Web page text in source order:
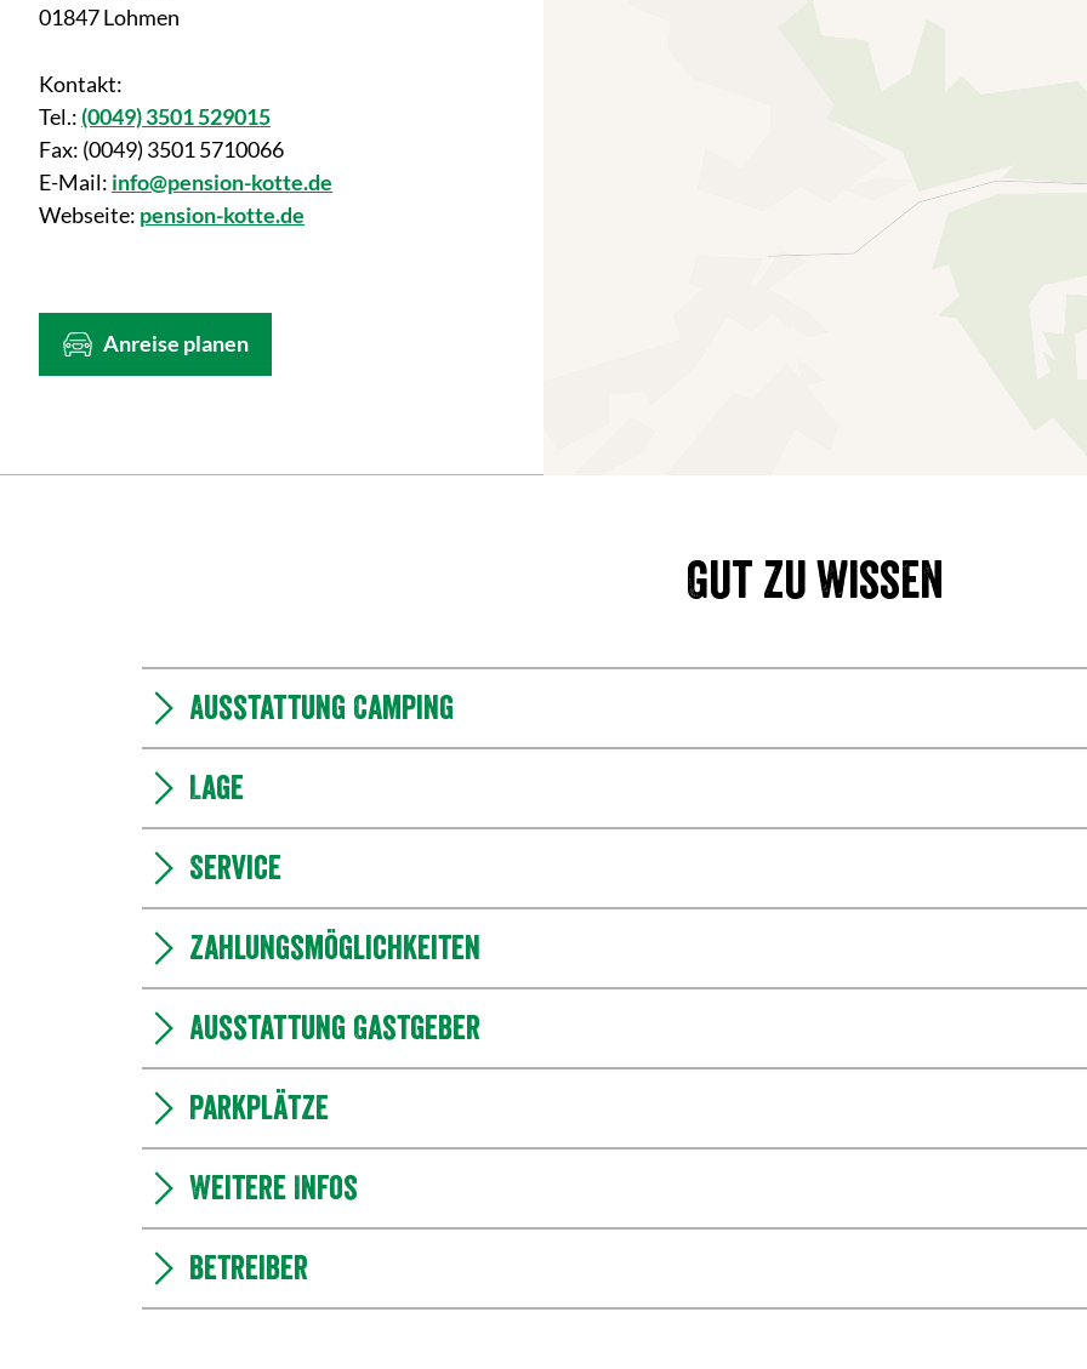
01847 Lohmen
Kontakt:
Tel.: (0049) 3501 529015
Fax: (0049) 3501 5710066
E-Mail: info@pension-kotte.de
Webseite: pension-kotte.de
Anreise planen
Gut zu wissen
Ausstattung Camping
Lage
Service
Zahlungsmöglichkeiten
Ausstattung Gastgeber
Parkplätze
Weitere Infos
Betreiber